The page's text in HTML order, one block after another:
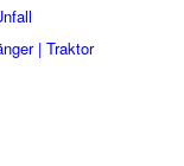
| Traktor